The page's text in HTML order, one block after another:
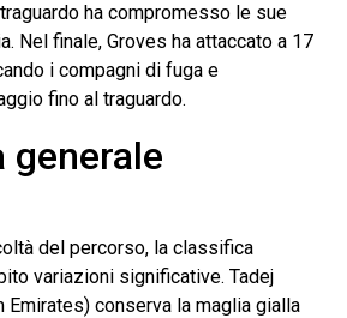
ha compromesso le sue
Nel finale, Groves ha attaccato a 17
i compagni di fuga e
fino al traguardo.
generale
del percorso, la classifica
variazioni significative. Tadej
Emirates) conserva la maglia gialla